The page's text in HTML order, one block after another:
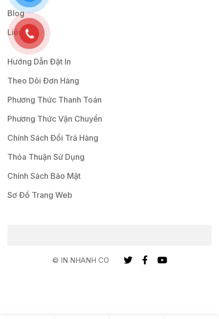
Blog
Liên Hệ
Hướng Dẫn Đặt In
Theo Dõi Đơn Hàng
Phương Thức Thanh Toán
Phương Thức Vận Chuyển
Chính Sách Đổi Trả Hàng
Thỏa Thuận Sử Dụng
Chính Sách Bảo Mật
Sơ Đồ Trang Web
© IN NHANH CO